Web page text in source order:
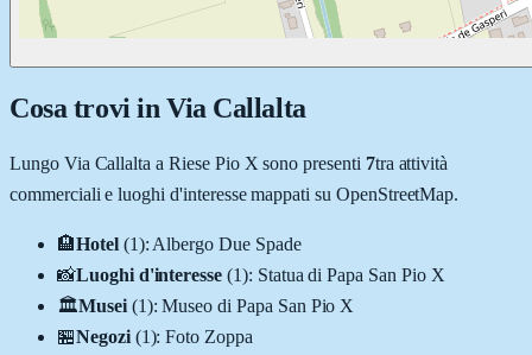
Cosa trovi in Via Callalta
Lungo Via Callalta aRiese Pio X sono presenti 7tra attività
commerciali e luoghi d'interesse mappati su OpenStreetMap.
🏨Hotel (1): Albergo Due Spade
📸Luoghi d'interesse (1): Statua di Papa San Pio X
🏛️Musei (1):Museo di Papa San Pio X
🏪Negozi (1):Foto Zoppa